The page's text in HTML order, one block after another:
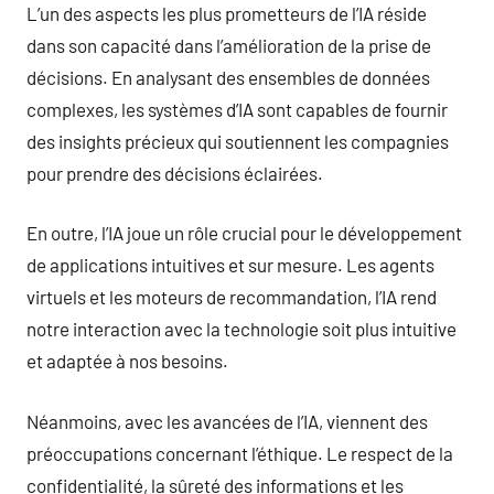
L’un des aspects les plus prometteurs de l’IA réside
dans son capacité dans l’amélioration de la prise de
décisions. En analysant des ensembles de données
complexes, les systèmes d’IA sont capables de fournir
des insights précieux qui soutiennent les compagnies
pour prendre des décisions éclairées.
En outre, l’IA joue un rôle crucial pour le développement
de applications intuitives et sur mesure. Les agents
virtuels et les moteurs de recommandation, l’IA rend
notre interaction avec la technologie soit plus intuitive
et adaptée à nos besoins.
Néanmoins, avec les avancées de l’IA, viennent des
préoccupations concernant l’éthique. Le respect de la
confidentialité, la sûreté des informations et les